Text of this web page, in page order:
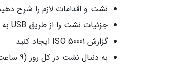
نشت و اقدامات لازم را شرح
جزئیات نشت را از طریق USB به نرم افزار دسک تاپ خود منتقل کنید
گزارش ISO 50001 ایجاد کنید
به دنبال نشت در کل روز (9 ساعت) باشید